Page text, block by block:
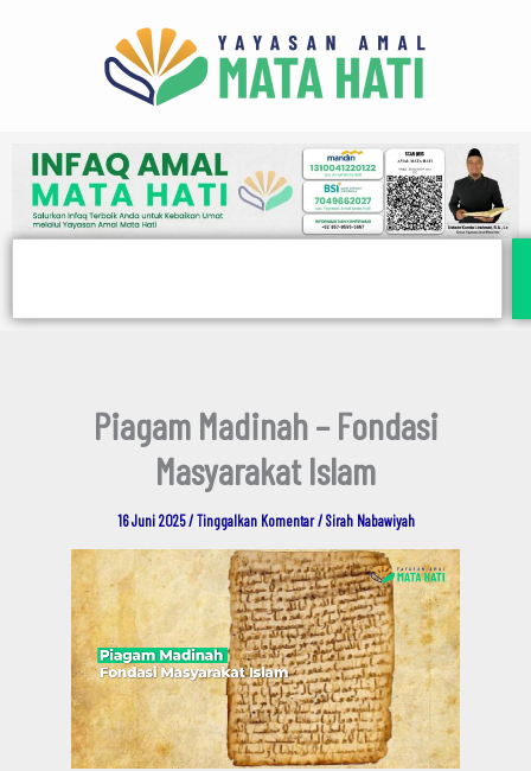
Piagam Madinah – Fondasi
Masyarakat Islam
16 Juni 2025/Tinggalkan Komentar /Sirah Nabawiyah